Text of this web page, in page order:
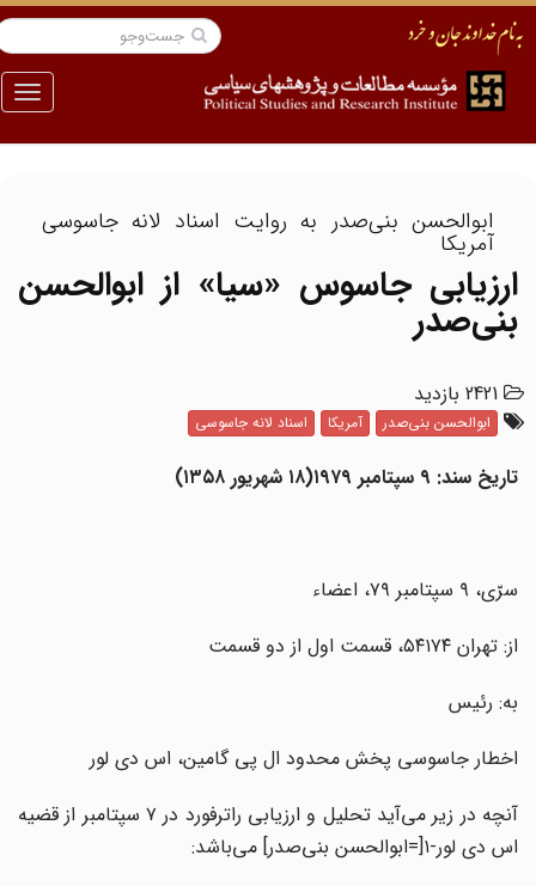
منو
ابوالحسن بنی‌صدر به روایت اسناد لانه جاسوسی
آمریکا
ارزیابی جاسوس «سیا» از ابوالحسن
بنی‌صدر
2421 بازدید
ابوالحسن بنی‌صدر آمریکا اسناد لانه جاسوسی
تاریخ سند: ۹ سپتامبر ۱۹۷۹(۱۸ شهریور ۱۳۵۸)
سرّی، ۹ سپتامبر ۷۹، اعضاء
از: تهران ۵۴۱۷۴، قسمت اول از دو قسمت
به: رئیس
اخطار جاسوسی پخش محدود ال پی گامین، اس دی لور
آنچه در زیر می‌آید تحلیل و ارزیابی راترفورد در ۷ سپتامبر از قضیه
اس دی لور-۱[=ابوالحسن بنی‌صدر] می‌باشد: